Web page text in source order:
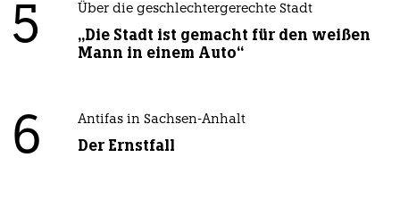
5 Über die geschlechtergerechte Stadt
„Die Stadt ist gemacht für den weißen
Mann in einem Auto“
6 Antifas in Sachsen-Anhalt
Der Ernstfall